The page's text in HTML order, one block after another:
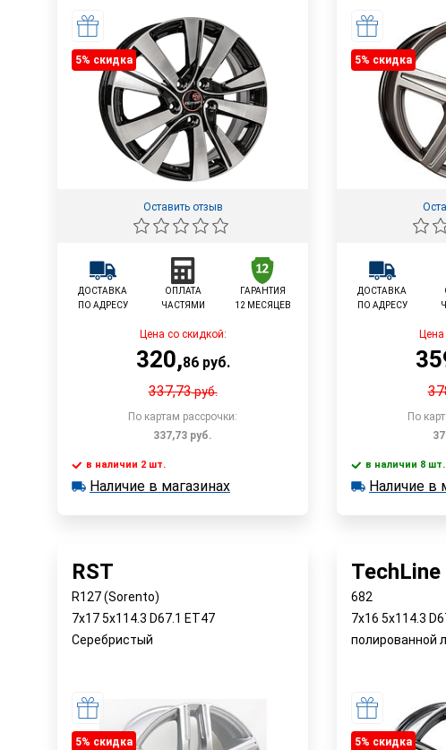
5% cкидка
Оставить отзыв
ДОСТАВКА
ПО АДРЕСУ
ОПЛАТА
ЧАСТЯМИ
ГАРАНТИЯ
12 МЕСЯЦЕВ
Цена со скидкой:
320,86руб.
337,73руб.
По картам рассрочки:
337,73 руб.
В корзину
в наличии 2 шт.
в наличии 2 шт.
Наличие в магазинах
5% cкидка
ДОСТАВКА
ПО АДРЕСУ
По
в наличии 8 шт.
в наличии 8 шт.
Наличие в
RST
R127 (Sorento)
7x17 5x114.3 D67.1 ET47
Серебристый
5% cкидка
TechLine
682
7x16 5x114.3
полированной
5% cкидка